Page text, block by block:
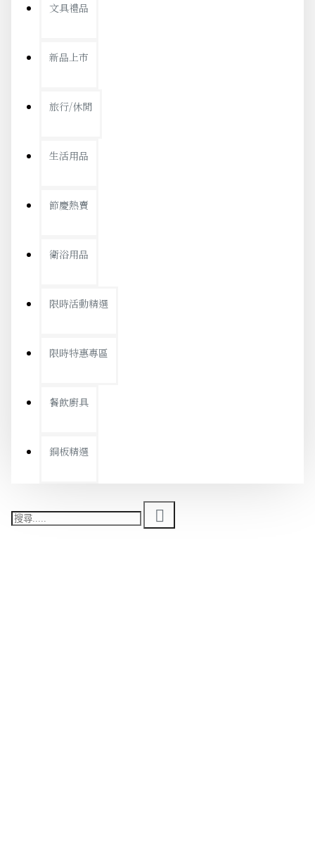
文具禮品
新品上市
旅行/休閒
生活用品
節慶熱賣
衛浴用品
限時活動精選
限時特惠專區
餐飲廚具
銅板精選